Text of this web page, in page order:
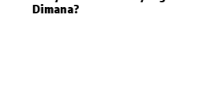
Dimana?